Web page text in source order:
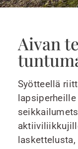
Aivan
Syötteellä